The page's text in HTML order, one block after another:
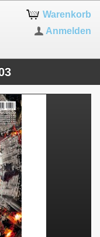
Warenkorb
Anmelden